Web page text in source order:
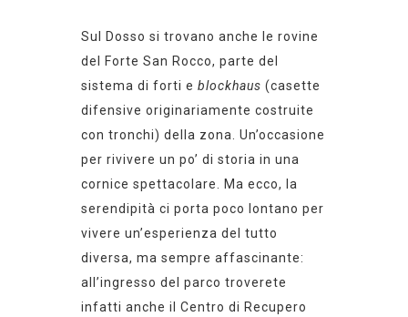
Sul Dosso si trovano anche le rovine
del Forte San Rocco, parte del
sistema di forti e blockhaus (casette
difensive originariamente costruite
con tronchi) della zona. Un’occasione
per rivivere un po’ di storia in una
cornice spettacolare. Ma ecco, la
serendipità ci porta poco lontano per
vivere un’esperienza del tutto
diversa, ma sempre affascinante:
all’ingresso del parco troverete
infatti anche il Centro di Recupero